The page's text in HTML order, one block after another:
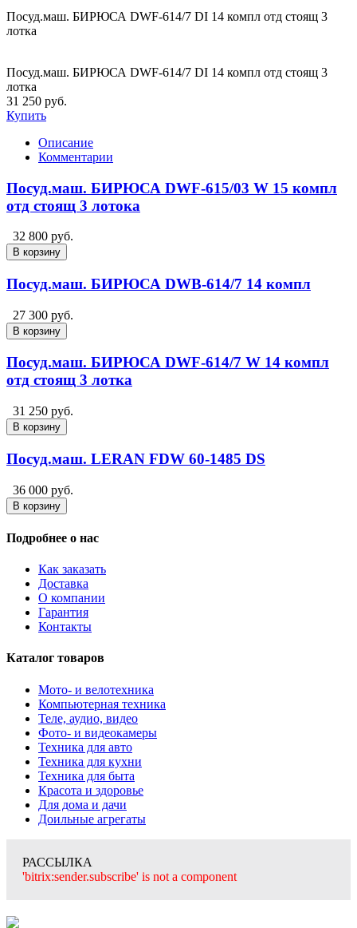
Посуд.маш. БИРЮСА DWF-614/7 DI 14 компл отд стоящ 3
лотка
Посуд.маш. БИРЮСА DWF-614/7 DI 14 компл отд стоящ 3
лотка
31 250 руб.
Купить
Описание
Комментарии
Посуд.маш. БИРЮСА DWF-615/03 W 15 компл
отд стоящ 3 лотока
32 800 руб.
В корзину
Посуд.маш. БИРЮСА DWB-614/7 14 компл
27 300 руб.
В корзину
Посуд.маш. БИРЮСА DWF-614/7 W 14 компл
отд стоящ 3 лотка
31 250 руб.
В корзину
Посуд.маш. LERAN FDW 60-1485 DS
36 000 руб.
В корзину
Подробнее о нас
Как заказать
Доставка
О компании
Гарантия
Контакты
Каталог товаров
Мото- и велотехника
Компьютерная техника
Теле, аудио, видео
Фото- и видеокамеры
Техника для авто
Техника для кухни
Техника для быта
Красота и здоровье
Для дома и дачи
Доильные агрегаты
РАССЫЛКА
'bitrix:sender.subscribe' is not a component